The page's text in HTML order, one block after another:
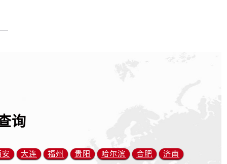
询
安 大连 福州 贵阳 哈尔滨 合肥
济南